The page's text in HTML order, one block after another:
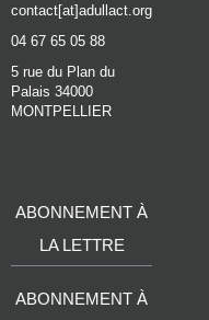
contact[at]adullact.org
04 67 65 05 88
5 rue du Plan du
Palais 34000
MONTPELLIER
ABONNEMENT À
LA LETTRE
ABONNEMENT À